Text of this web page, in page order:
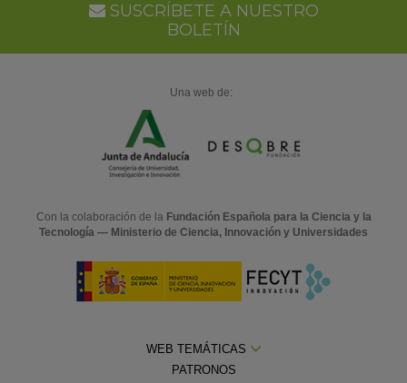
SUSCRÍBETE A NUESTRO
BOLETÍN
Una web de:
Con la colaboración de la Fundación Española para la Ciencia y la
Tecnología — Ministerio de Ciencia, Innovación y Universidades
WEB TEMÁTICAS
PATRONOS